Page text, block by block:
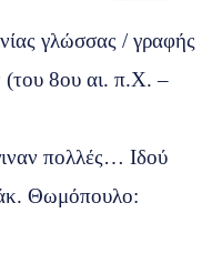
γλώσσας / γραφής
(του 8ου αι. π.Χ. –
πολλές… Ιδού
Θωμόπουλο: